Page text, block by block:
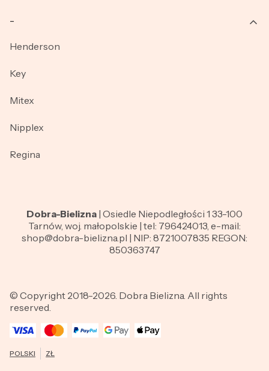
Henderson
Key
Mitex
Nipplex
Regina
Dobra-Bielizna | Osiedle Niepodległości 1 33-100
Tarnów, woj. małopolskie | tel: 796424013, e-mail:
shop@dobra-bielizna.pl | NIP: 8721007835 REGON:
850363747
© Copyright 2018-2026. Dobra Bielizna. All rights
reserved.
POLSKI ZŁ